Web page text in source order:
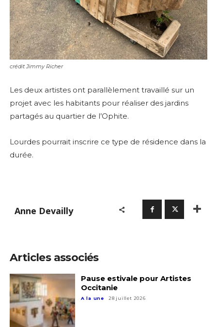
Nom
crédit Jimmy Richer
Les deux artistes ont parallèlement travaillé sur un
projet avec les habitants pour réaliser des jardins
partagés au quartier de l’Ophite.
Lourdes pourrait inscrire ce type de résidence dans la
durée.
Anne Devailly
Articles associés
Pause estivale pour Artistes
Occitanie
A la une 28 juillet 2026